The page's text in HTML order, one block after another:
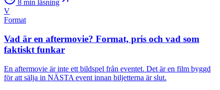
8 min läsning
V
Format
Vad är en aftermovie? Format, pris och vad som
faktiskt funkar
En aftermovie är inte ett bildspel från eventet. Det är en film byggd
för att sälja in NÄSTA event innan biljetterna är slut.